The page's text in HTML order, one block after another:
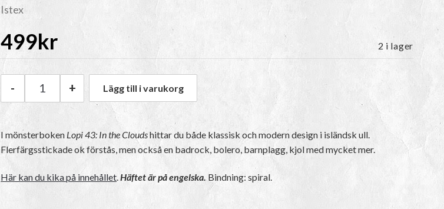
Istex
499kr 2 i lager
Istex Lopi 43: In the Clouds mängd
- + Lägg till i varukorg
I mönsterboken Lopi 43: In the Cloudshittar du både klassisk och modern design i isländsk ull.
Flerfärgsstickade ok förstås, men också en badrock, bolero, barnplagg, kjol med mycket mer.
Här kan du kika på innehållet.Häftet är på engelska. Bindning: spiral.